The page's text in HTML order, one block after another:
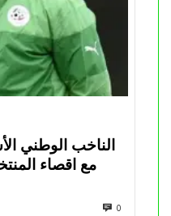
الناخب الوطني
مع اقصاء
0